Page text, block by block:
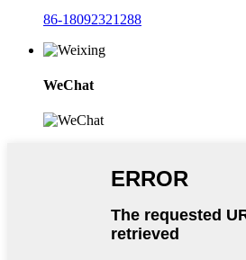
86-18092321288
WeChat